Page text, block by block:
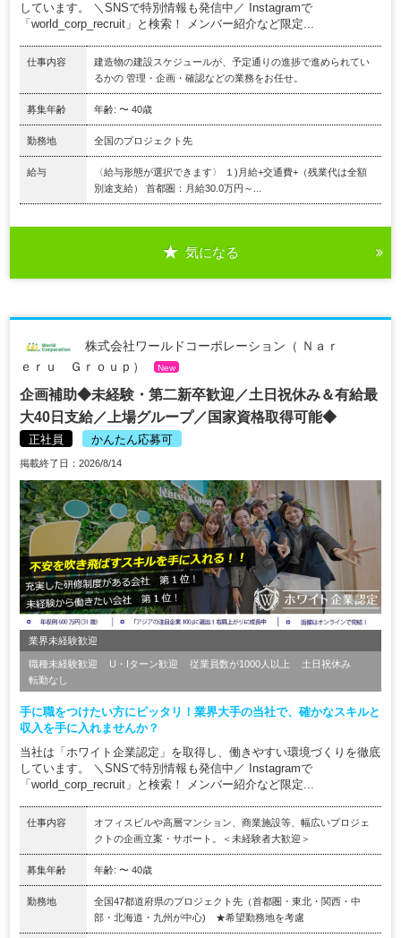
しています。 ＼SNSで特別情報も発信中／ Instagramで
「world_corp_recruit」と検索！ メンバー紹介など限定...
仕事内容
建造物の建設スケジュールが、予定通りの進捗で進められてい
るかの 管理・企画・確認などの業務をお任せ。
募集年齢 年齢: 〜 40歳
勤務地 全国のプロジェクト先
給与
〈給与形態が選択できます〉 １)月給+交通費+（残業代は全額
別途支給） 首都圏：月給30.0万円～...
気になる
株式会社ワールドコーポレーション（ Ｎａｒ
ｅｒｕ Ｇｒｏｕｐ）
New
企画補助◆未経験・第二新卒歓迎／土日祝休み＆有給最
大40日支給／上場グループ／国家資格取得可能◆
正社員 かんたん応募可
掲載終了日：2026/8/14
業界未経験歓迎
職種未経験歓迎 U・Iターン歓迎 従業員数が1000人以上
土日祝休み
転勤なし
手に職をつけたい方にピッタリ！業界大手の当社で、確かなスキルと
収入を手に入れませんか？
当社は「ホワイト企業認定」を取得し、働きやすい環境づくりを徹底
しています。 ＼SNSで特別情報も発信中／ Instagramで
「world_corp_recruit」と検索！ メンバー紹介など限定...
仕事内容
オフィスビルや高層マンション、商業施設等、幅広いプロジェ
クトの企画立案・サポート。＜未経験者大歓迎＞
募集年齢 年齢: 〜 40歳
勤務地
全国47都道府県のプロジェクト先（首都圏・東北・関西・中
部・北海道・九州が中心) ★希望勤務地を考慮